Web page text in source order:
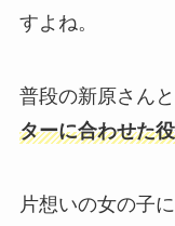
すよね。
普段の新原さん
ターに合わせた
片想いの女の子